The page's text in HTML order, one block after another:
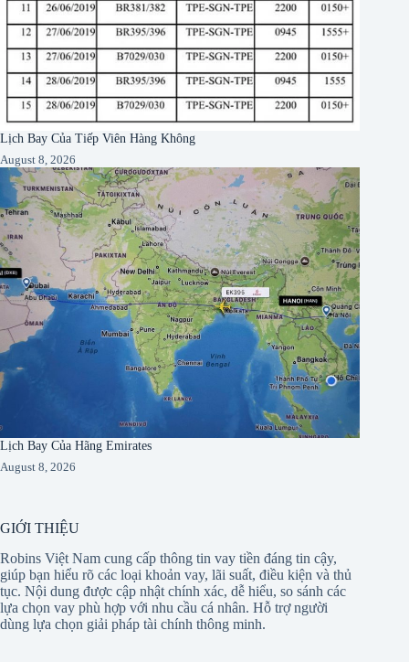
Lịch Bay Của Tiếp Viên Hàng Không
August 8, 2026
Lịch Bay Của Hãng Emirates
August 8, 2026
GIỚI THIỆU
Robins Việt Nam cung cấp thông tin vay tiền đáng tin cậy,
giúp bạn hiểu rõ các loại khoản vay, lãi suất, điều kiện và thủ
tục. Nội dung được cập nhật chính xác, dễ hiểu, so sánh các
lựa chọn vay phù hợp với nhu cầu cá nhân. Hỗ trợ người
dùng lựa chọn giải pháp tài chính thông minh.